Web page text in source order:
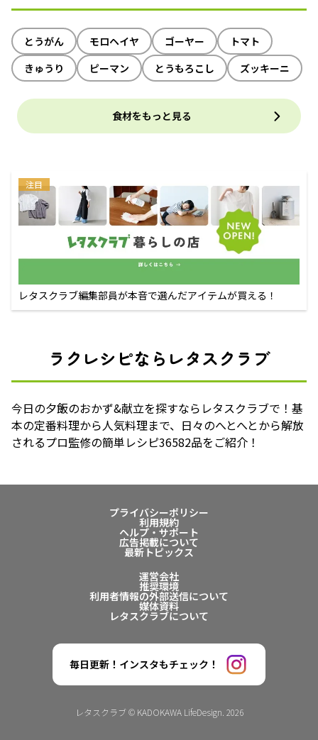
とうがん モロヘイヤ ゴーヤー
トマト
きゅうり
ピーマン とうもろこし ズッキーニ
食材をもっと見る
注目
レタスクラブ編集部員が本音で選んだアイテムが買える！
ラクレシピならレタスクラブ
今日の夕飯のおかず&献立を探すならレタスクラブで！基
本の定番料理から人気料理まで、日々のへとへとから解放
されるプロ監修の簡単レシピ36582品をご紹介！
プライバシーポリシー
利用規約
ヘルプ・サポート
広告掲載について
最新トピックス
運営会社
推奨環境
利用者情報の外部送信について
媒体資料
レタスクラブについて
毎日更新！インスタもチェック！
レタスクラブ © KADOKAWA LifeDesign. 2026